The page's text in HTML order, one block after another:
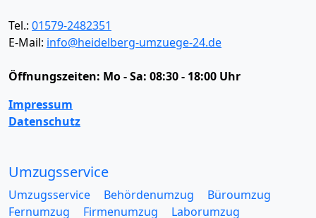
Tel.: 01579-2482351
E-Mail: info@heidelberg-umzuege-24.de
Öffnungszeiten: Mo - Sa: 08:30 - 18:00 Uhr
Impressum
Datenschutz
Umzugsservice
Umzugsservice Behördenumzug
Büroumzug
Fernumzug
Firmenumzug
Laborumzug